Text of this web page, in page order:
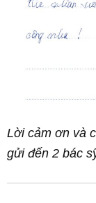
Lời cảm ơn và
gửi đến 2 bác